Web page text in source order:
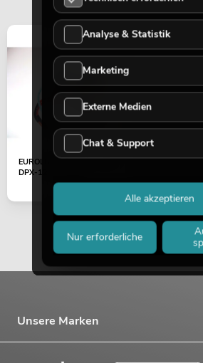
EUROLITE Trafo 12-0-12V
DPX-1216 (10VA)
Unsere Marken
Analyse & Statistik
Marketing
Externe Medien
Chat & Support
Nur erforderliche
Alle akzeptieren